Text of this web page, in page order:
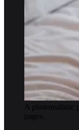
A photorealistic
pages.